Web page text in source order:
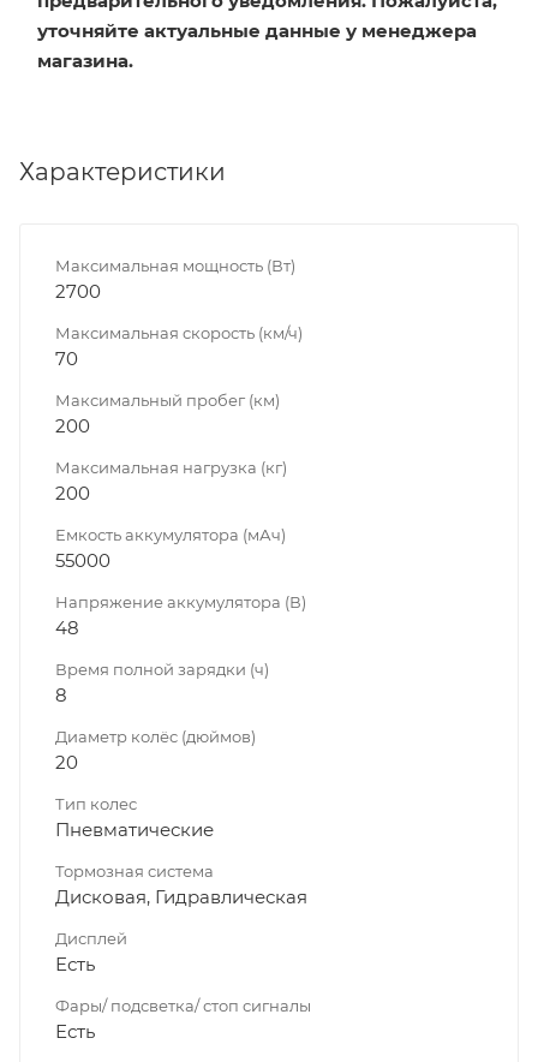
уточняйте актуальные данные у менеджера
магазина.
Характеристики
Максимальная мощность (Вт)
2700
Максимальная скорость (км/ч)
70
Максимальный пробег (км)
200
Максимальная нагрузка (кг)
200
Емкость аккумулятора (мАч)
55000
Напряжение аккумулятора (В)
48
Время полной зарядки (ч)
8
Диаметр колёс (дюймов)
20
Тип колес
Пневматические
Тормозная система
Дисковая, Гидравлическая
Дисплей
Есть
Фары/ подсветка/ стоп сигналы
Есть